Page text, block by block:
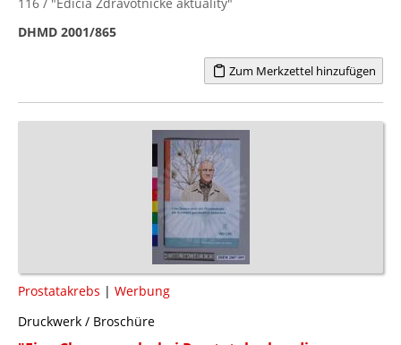
DHMD 2001/865
Zum Merkzettel hinzufügen
Prostatakrebs | Werbung
Druckwerk / Broschüre